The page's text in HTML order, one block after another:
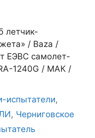
летчик-
/ Baza /
ЕЭВС самолет-
1240G / МАК /
испытатели,
, Черниговское